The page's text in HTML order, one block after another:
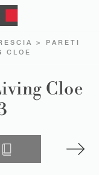
> PARETI
CLOE
Cloe